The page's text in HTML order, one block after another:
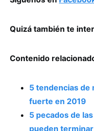
Quizá también te
Contenido
5 tendencias de
fuerte en 2019
5 pecados de
pueden